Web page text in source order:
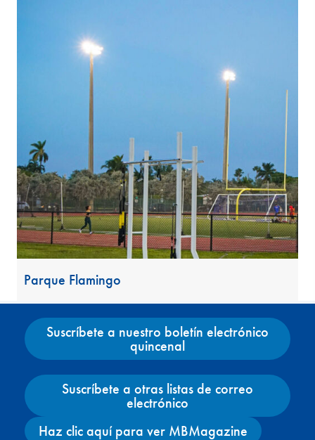
Parque Flamingo
Suscríbete a nuestro boletín electrónico
quincenal
Suscríbete a otras listas de correo
electrónico
Haz clic aquí para ver MBMagazine